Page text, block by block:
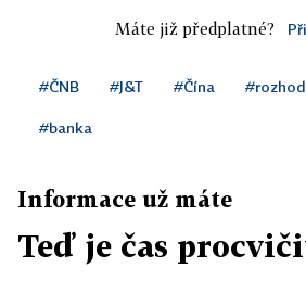
Máte již předplatné?
#ČNB #J&T #Čína
#banka
Informace už máte
Teď je čas